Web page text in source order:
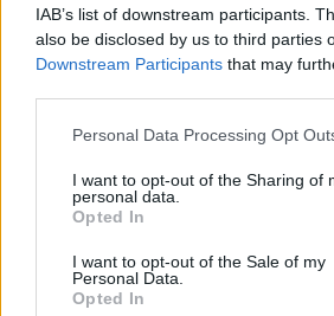
IAB’s list of downstream participants.
also be disclosed by us to third parties
Downstream Participants that may
Personal Data Processing Opt
I want to opt-out of the Sharing of
personal data.
Opted In
I want to opt-out of the Sale of my
Personal Data.
Opted In
wobec strzygących ją” ( Iz53, 7). Nie
bronił siebie, nie stoczył żadnej
oblicze Boga, który zawsze odrzuca
ocalić samego siebie, pozwolił się
objąć wszystkie krzyże postawione
Bracia i siostry, oto nasz Bóg:
który odrzuca wojnę, którego nikt
do usprawiedliwienia wojny, który
tych, którzy wojnę prowadzą, i